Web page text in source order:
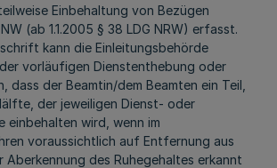
Einbehaltung von Bezügen
(ab 1.1.2005 § 38 LDG NRW) erfasst.
kann die Einleitungsbehörde
vorläufigen Dienstenthebung oder
dass der Beamtin/dem Beamten ein Teil,
der jeweiligen Dienst- oder
einbehalten wird, wenn im
voraussichtlich auf Entfernung aus
Aberkennung des Ruhegehaltes erkannt